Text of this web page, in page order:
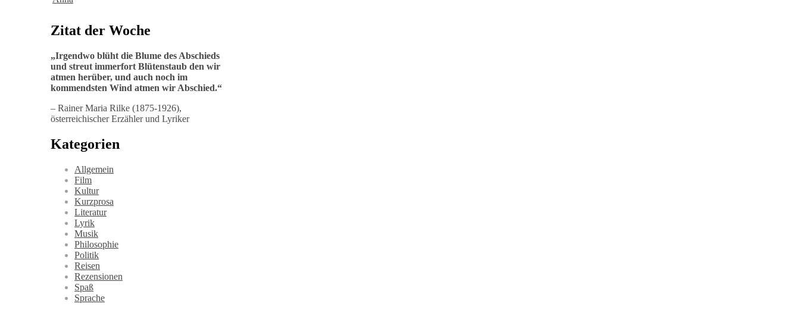
Zitat der Woche
„Irgendwo blüht die Blume des Abschieds
und streut immerfort Blütenstaub den wir
atmen herüber, und auch noch im
kommendsten Wind atmen wir Abschied.“
– Rainer Maria Rilke (1875-1926),
österreichischer Erzähler und Lyriker
Kategorien
Allgemein
Film
Kultur
Kurzprosa
Literatur
Lyrik
Musik
Philosophie
Politik
Reisen
Rezensionen
Spaß
Sprache